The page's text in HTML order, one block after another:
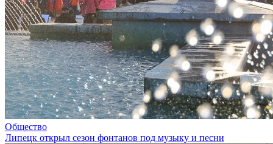
Общество
Липецк открыл сезон фонтанов под музыку и песни